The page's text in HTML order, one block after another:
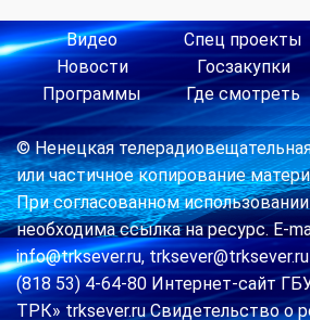
Видео
Новости
Программы
Спец проекты
Госзакупки
Где смотреть
© Ненецкая
или частичное копирование
При согласованном
необходима ссылка на ресурс. E-
info@trksever.ru,
(818 53) 4-64-80 Интернет-сайт
ТРК» trksever.ru Свидетельство о